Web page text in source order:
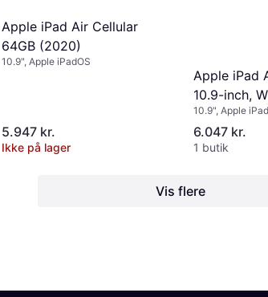
Apple iPad Air Cellular
64GB (2020)
10.9", Apple iPadOS
5.947 kr.
Ikke på lager
Apple iPad
10.9-inch,
Purple
10.9", Apple
6.047 kr.
1 butik
Vis flere